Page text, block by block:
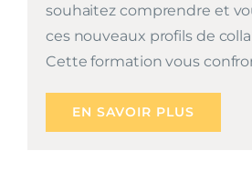
souhaitez comprendre et
ces nouveaux profils de
Cette formation vous
EN SAVOIR PLUS